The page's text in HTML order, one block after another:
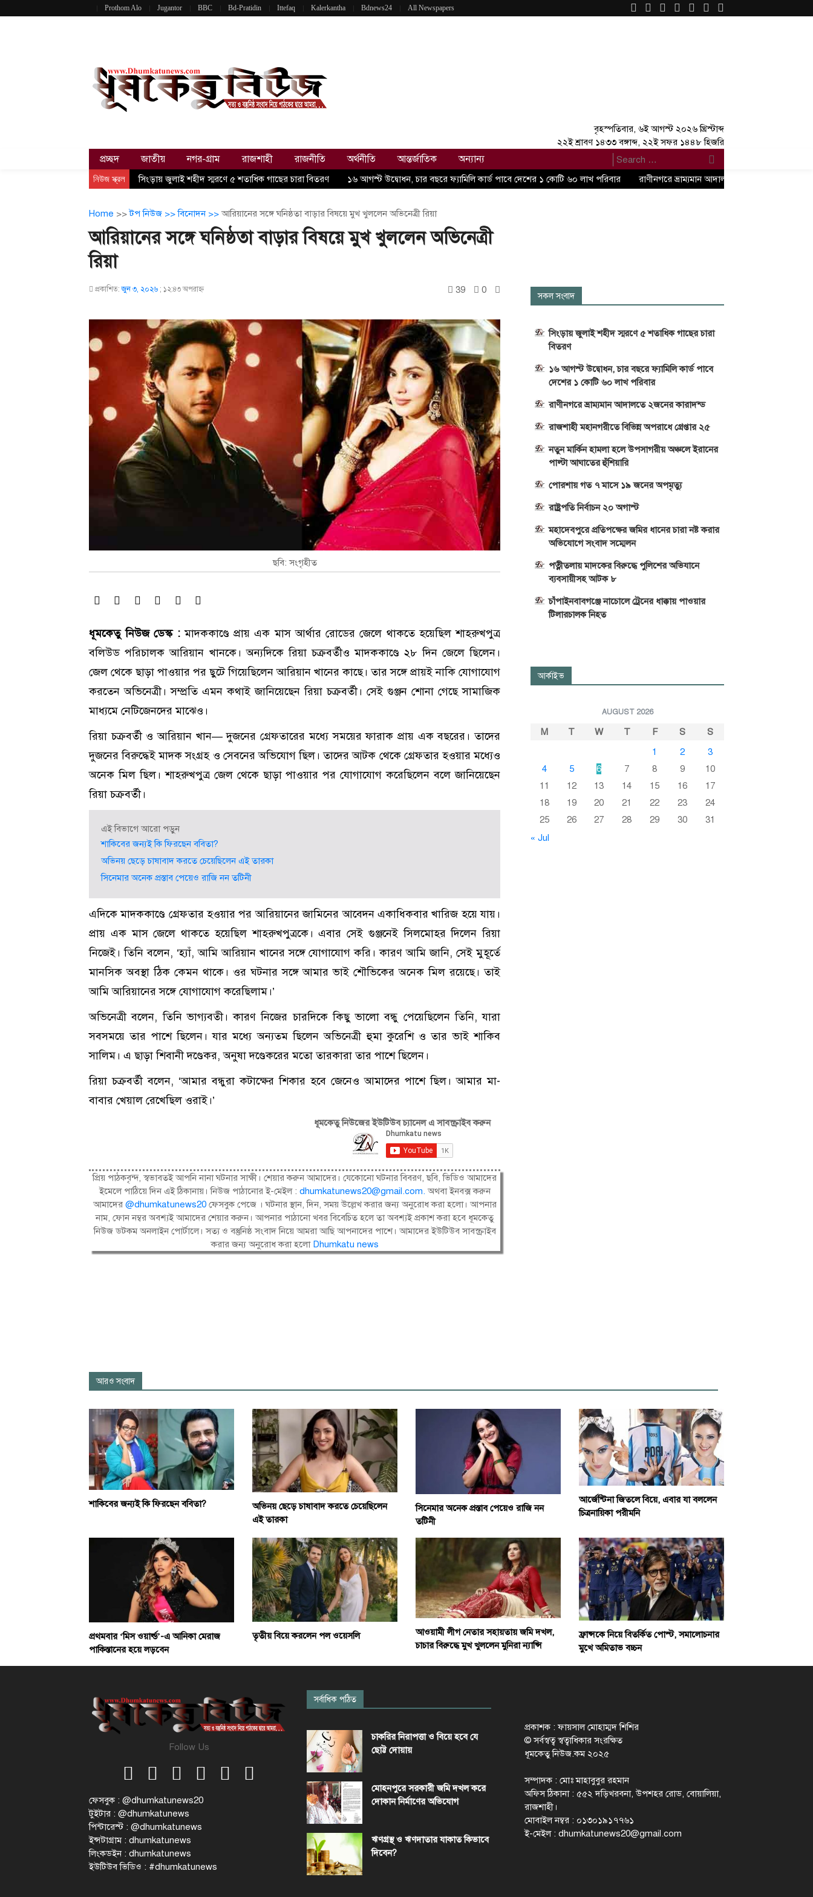
Prothom Alo Jugantor BBC Bd-Pratidin Ittefaq Kalerkantha Bdnews24 All Newspapers
বৃহস্পতিবার, ৬ই আগস্ট ২০২৬ খ্রিস্টাব্দ
২২ই শ্রাবণ ১৪৩৩ বঙ্গাব্দ, ২২ই সফর ১৪৪৮ হিজরি
প্রচ্ছদ জাতীয় নগর-গ্রাম রাজশাহী রাজনীতি অর্থনীতি আন্তর্জাতিক অন্যান্য
×
নিউজ স্ক্রল সিংড়ায় জুলাই শহীদ স্মরণে ৫ শতাধিক গাছের চারা বিতরণ ১৬ আগস্ট উদ্বোধন, চার বছরে ফ্যামিলি কার্ড পাবে দেশের ১ কোটি ৬০ লাখ পরিবার রাণীনগরে ভ্রাম্যমান আদালতে ২জনের কারাদন্ড
Home >>টপ নিউজ >>বিনোদন >> আরিয়ানের সঙ্গে ঘনিষ্ঠতা বাড়ার বিষয়ে মুখ খুললেন অভিনেত্রী রিয়া
আরিয়ানের সঙ্গে ঘনিষ্ঠতা বাড়ার বিষয়ে মুখ খুললেন অভিনেত্রী
রিয়া
প্রকাশিত:জুন ৩, ২০২৬ ; ১২:৪৩ অপরাহ্ণ 39 0
ছবি: সংগৃহীত
ধূমকেতু নিউজ ডেস্ক :মাদককাণ্ডে প্রায় এক মাস আর্থার রোডের জেলে থাকতে হয়েছিল শাহরুখপুত্র
বলিউড পরিচালক আরিয়ান খানকে। অন্যদিকে রিয়া চক্রবর্তীও মাদককাণ্ডে ২৮ দিন জেলে ছিলেন।
জেল থেকে ছাড়া পাওয়ার পর ছুটে গিয়েছিলেন আরিয়ান খানের কাছে। তার সঙ্গে প্রায়ই নাকি যোগাযোগ
করতেন অভিনেত্রী। সম্প্রতি এমন কথাই জানিয়েছেন রিয়া চক্রবর্তী। সেই গুঞ্জন শোনা গেছে সামাজিক
মাধ্যমে নেটিজেনদের মাঝেও।
রিয়া চক্রবর্তী ও আরিয়ান খান— দুজনের গ্রেফতারের মধ্যে সময়ের ফারাক প্রায় এক বছরের। তাদের
দুজনের বিরুদ্ধেই মাদক সংগ্রহ ও সেবনের অভিযোগ ছিল। তাদের আটক থেকে গ্রেফতার হওয়ার মধ্যেও
অনেক মিল ছিল। শাহরুখপুত্র জেল থেকে ছাড়া পাওয়ার পর যোগাযোগ করেছিলেন বলে জানিয়েছেন
রিয়া চক্রবর্তী।
এই বিভাগে আরো পড়ুন
শাকিবের জন্যই কি ফিরছেন ববিতা?
অভিনয় ছেড়ে চাষাবাদ করতে চেয়েছিলেন এই তারকা
সিনেমার অনেক প্রস্তাব পেয়েও রাজি নন তটিনী
এদিকে মাদককাণ্ডে গ্রেফতার হওয়ার পর আরিয়ানের জামিনের আবেদন একাধিকবার খারিজ হয়ে যায়।
প্রায় এক মাস জেলে থাকতে হয়েছিল শাহরুখপুত্রকে। এবার সেই গুঞ্জনেই সিলমোহর দিলেন রিয়া
নিজেই। তিনি বলেন, ‘হ্যাঁ, আমি আরিয়ান খানের সঙ্গে যোগাযোগ করি। কারণ আমি জানি, সেই মুহূর্তে
মানসিক অবস্থা ঠিক কেমন থাকে। ওর ঘটনার সঙ্গে আমার ভাই শৌভিকের অনেক মিল রয়েছে। তাই
আমি আরিয়ানের সঙ্গে যোগাযোগ করেছিলাম।’
অভিনেত্রী বলেন, তিনি ভাগ্যবতী। কারণ নিজের চারদিকে কিছু ভালো বন্ধু পেয়েছিলেন তিনি, যারা
সবসময়ে তার পাশে ছিলেন। যার মধ্যে অন্যতম ছিলেন অভিনেত্রী হুমা কুরেশি ও তার ভাই শাকিব
সালিম। এ ছাড়া শিবানী দণ্ডেকর, অনুষা দণ্ডেকরের মতো তারকারা তার পাশে ছিলেন।
রিয়া চক্রবর্তী বলেন, ‘আমার বন্ধুরা কটাক্ষের শিকার হবে জেনেও আমাদের পাশে ছিল। আমার মা-
বাবার খেয়াল রেখেছিল ওরাই।’
ধূমকেতু নিউজের ইউটিউব চ্যানেল এ সাবস্ক্রাইব করুন
প্রিয় পাঠকবৃন্দ, স্বভাবতই আপনি নানা ঘটনার সাক্ষী। শেয়ার করুন আমাদের। যেকোনো ঘটনার বিবরণ, ছবি, ভিডিও আমাদের
ইমেলে পাঠিয়ে দিন এই ঠিকানায়। নিউজ পাঠানোর ই-মেইল : dhumkatunews20@gmail.com. অথবা ইনবক্স করুন
আমাদের@dhumkatunews20 ফেসবুক পেজে । ঘটনার স্থান, দিন, সময় উল্লেখ করার জন্য অনুরোধ করা হলো। আপনার
নাম, ফোন নম্বর অবশ্যই আমাদের শেয়ার করুন। আপনার পাঠানো খবর বিবেচিত হলে তা অবশ্যই প্রকাশ করা হবে ধূমকেতু
নিউজ ডটকম অনলাইন পোর্টালে। সত্য ও বস্তুনিষ্ঠ সংবাদ নিয়ে আমরা আছি আপনাদের পাশে। আমাদের ইউটিউব সাবস্ক্রাইব
করার জন্য অনুরোধ করা হলো Dhumkatu news
সকল সংবাদ
সিংড়ায় জুলাই শহীদ স্মরণে ৫ শতাধিক গাছের চারা
বিতরণ
১৬ আগস্ট উদ্বোধন, চার বছরে ফ্যামিলি কার্ড পাবে
দেশের ১ কোটি ৬০ লাখ পরিবার
রাণীনগরে ভ্রাম্যমান আদালতে ২জনের কারাদন্ড
রাজশাহী মহানগরীতে বিভিন্ন অপরাধে গ্রেপ্তার ২৫
নতুন মার্কিন হামলা হলে উপসাগরীয় অঞ্চলে ইরানের
পাল্টা আঘাতের হুঁশিয়ারি
পোরশায় গত ৭ মাসে ১৯ জনের অপমৃত্যু
রাষ্ট্রপতি নির্বাচন ২০ অগাস্ট
মহাদেবপুরে প্রতিপক্ষের জমির ধানের চারা নষ্ট করার
অভিযোগে সংবাদ সম্মেলন
পত্নীতলায় মাদকের বিরুদ্ধে পুলিশের অভিযানে
ব্যবসায়ীসহ আটক ৮
চাঁপাইনবাবগঞ্জে নাচোলে ট্রেনের ধাক্কায় পাওয়ার
টিলারচালক নিহত
আর্কাইভ
AUGUST 2026
M T W T F S
S
1
2
3
4
5 6 7 8 9
10
11
12 13 14 15 16
17
18
19 20 21 22 23
24
25
26 27 28 29 30
31
« Jul
আরও সংবাদ
শাকিবের জন্যই কি ফিরছেন ববিতা?
অভিনয় ছেড়ে চাষাবাদ করতে চেয়েছিলেন
এই তারকা
সিনেমার অনেক প্রস্তাব পেয়েও রাজি নন
তটিনী
আর্জেন্টিনা জিতলে বিয়ে, এবার যা বললেন
চিত্রনায়িকা পরীমনি
প্রথমবার ‘মিস ওয়ার্ল্ড’-এ আনিকা মেরাজ
পাকিস্তানের হয়ে লড়বেন
তৃতীয় বিয়ে করলেন পল ওয়েসলি
আওয়ামী লীগ নেতার সহায়তায় জমি দখল,
চাচার বিরুদ্ধে মুখ খুললেন মুনিরা ন্যান্সি
ফ্রান্সকে নিয়ে বিতর্কিত পোস্ট, সমালোচনার
মুখে অমিতাভ বচ্চন
Follow Us
ফেসবুক : @dhumkatunews20
টুইটার : @dhumkatunews
পিন্টারেস্ট : @dhumkatunews
ইন্সটাগ্রাম : dhumkatunews
লিংকডইন : dhumkatunews
ইউটিউব ভিডিও : #dhumkatunews
সর্বাধিক পঠিত
চাকরির নিরাপত্তা ও বিয়ে হবে যে
ছোট্ট দোয়ায়
মোহনপুরে সরকারী জমি দখল করে
দোকান নির্মাণের অভিযোগ
ঋণগ্রস্থ ও ঋণদাতার যাকাত কিভাবে
দিবেন?
প্রকাশক : ফায়সাল মোহাম্মদ শিশির
© সর্বস্বত্ব স্বত্বাধিকার সংরক্ষিত
ধূমকেতু নিউজ.কম ২০২৫
সম্পাদক : মোঃ মাহাবুবুর রহমান
অফিস ঠিকানা : ৫৫২ দড়িখরবনা, উপশহর রোড, বোয়ালিয়া,
রাজশাহী।
মোবাইল নম্বর : ০১৩০১৯১৭৭৬১
ই-মেইল : dhumkatunews20@gmail.com